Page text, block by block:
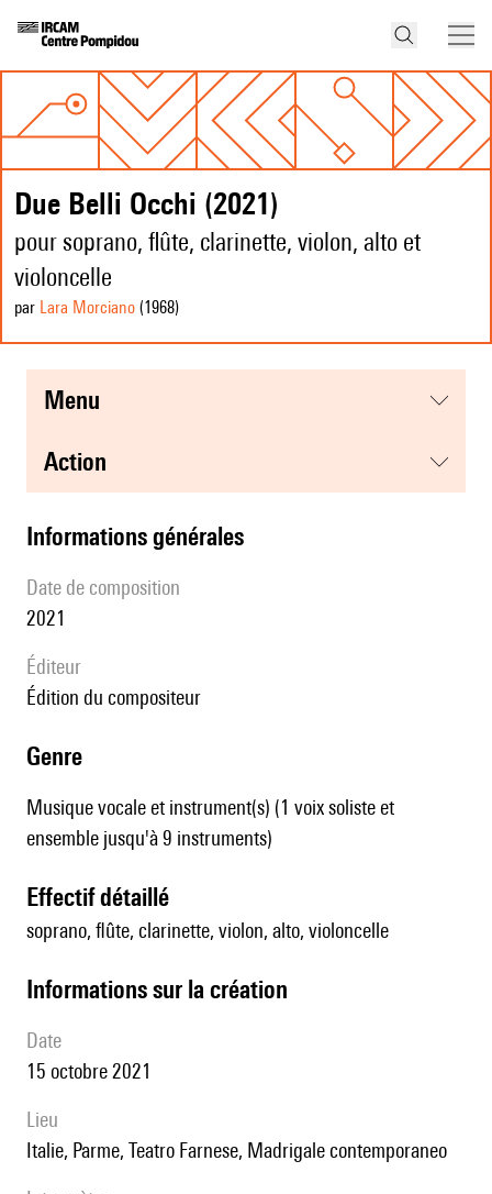
Due Belli Occhi (2021)
pour soprano, flûte, clarinette, violon, alto et
violoncelle
par Lara Morciano (1968)
menu
action
informations générales
date de composition
2021
éditeur
édition du compositeur
genre
Musique vocale et instrument(s) (1 voix soliste et
ensemble jusqu'à 9 instruments)
effectif détaillé
soprano, flûte, clarinette, violon, alto, violoncelle
informations sur la création
date
15 octobre 2021
lieu
Italie, Parme, Teatro Farnese, Madrigale contemporaneo